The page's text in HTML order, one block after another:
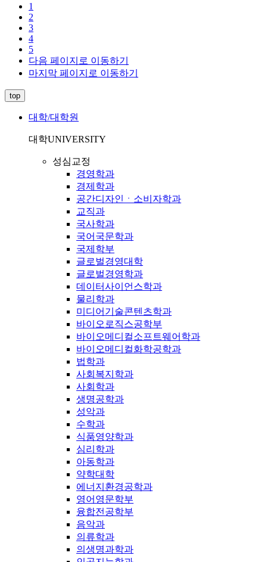
1
2
3
4
5
다음 페이지로 이동하기
마지막 페이지로 이동하기
top
대학/대학원
대학UNIVERSITY
성심교정
경영학과
경제학과
공간디자인ㆍ소비자학과
교직과
국사학과
국어국문학과
국제학부
글로벌경영대학
글로벌경영학과
데이터사이언스학과
물리학과
미디어기술콘텐츠학과
바이오로직스공학부
바이오메디컬소프트웨어학과
바이오메디컬화학공학과
법학과
사회복지학과
사회학과
생명공학과
성악과
수학과
식품영양학과
심리학과
아동학과
약학대학
에너지환경공학과
영어영문학부
융합전공학부
음악과
의류학과
의생명과학과